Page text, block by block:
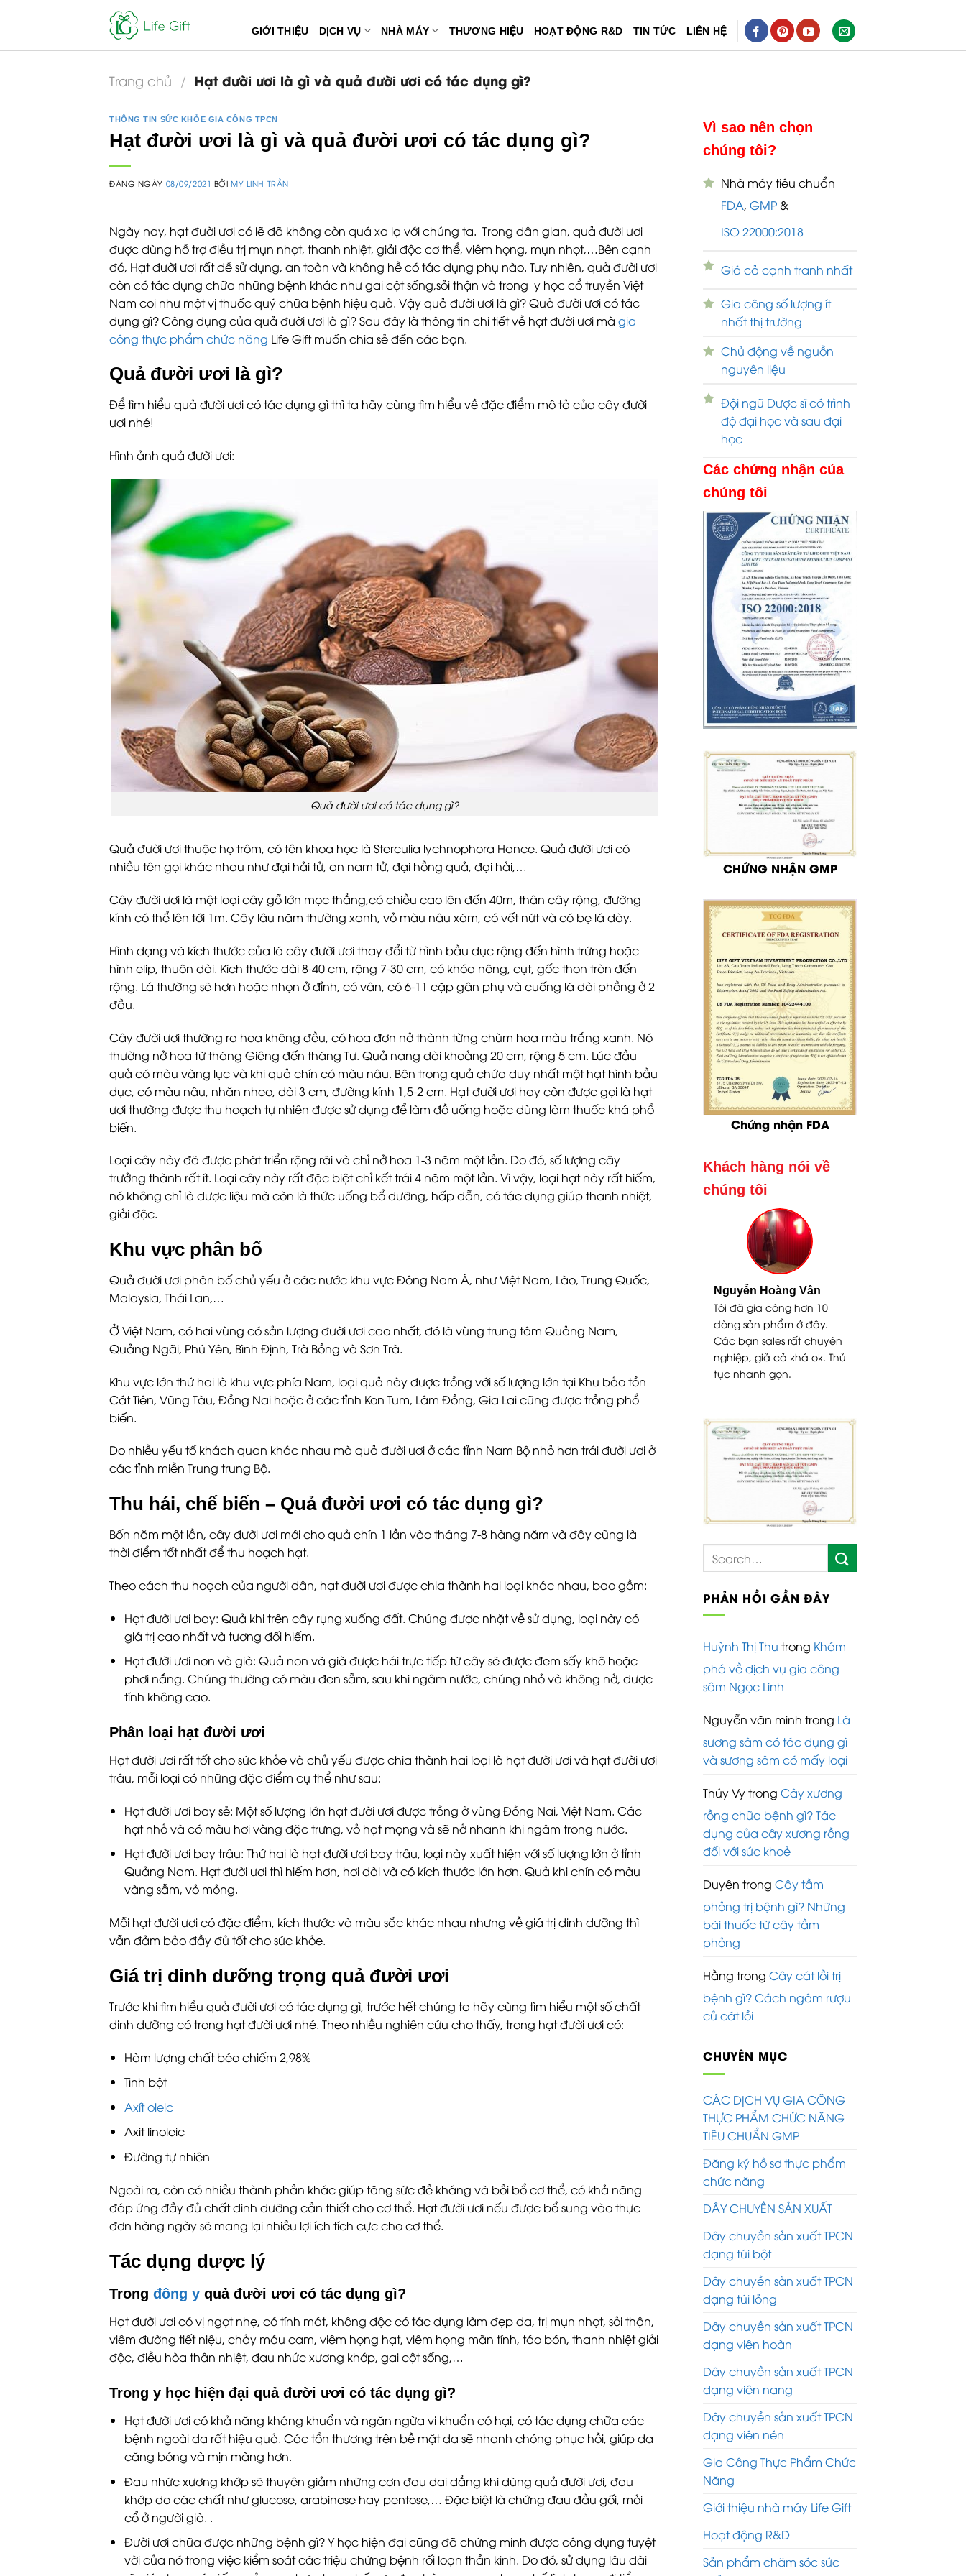
GIỚI THIỆU DỊCH VỤ NHÀ MÁY THƯƠNG HIỆU HOẠT ĐỘNG R&D TIN TỨC LIÊN HỆ
Trang chủ / Hạt đười ươi là gì và quả đười ươi có tác dụng gì?
THÔNG TIN SỨC KHỎE GIA CÔNG TPCN
Hạt đười ươi là gì và quả đười ươi có tác dụng gì?
ĐĂNG NGÀY 08/09/2021 BỞIMY LINH TRẦN
Ngày nay, hạt đười ươi có lẽ đã không còn quá xa lạ với chúng ta. Trong dân gian, quả đười ươi
được dùng hỗ trợ điều trị mụn nhọt, thanh nhiệt, giải độc cơ thể, viêm họng, mụn nhọt,…Bên cạnh
đó, Hạt đười ươi rất dễ sử dụng, an toàn và không hề có tác dụng phụ nào. Tuy nhiên, quả đười ươi
còn có tác dụng chữa những bệnh khác như gai cột sống,sỏi thận và trong y học cổ truyền Việt
Nam coi như một vị thuốc quý chữa bệnh hiệu quả. Vậy quả đười ươi là gì? Quả đười ươi có tác
dụng gì? Công dụng của quả đười ươi là gì? Sau đây là thông tin chi tiết về hạt đười ươi mà gia
công thực phẩm chức năng Life Gift muốn chia sẻ đến các bạn.
Quả đười ươi là gì?
Để tìm hiểu quả đười ươi có tác dụng gì thì ta hãy cùng tìm hiểu về đặc điểm mô tả của cây đười
ươi nhé!
Hình ảnh quả đười ươi:
Quả đười ươi có tác dụng gì?
Quả đười ươi thuộc họ trôm, có tên khoa học là Sterculia lychnophora Hance. Quả đười ươi có
nhiều tên gọi khác nhau như đại hải tử, an nam tử, đại hồng quả, đại hải,…
Cây đười ươi là một loại cây gỗ lớn mọc thẳng,có chiều cao lên đến 40m, thân cây rộng, đường
kính có thể lên tới 1m. Cây lâu năm thường xanh, vỏ màu nâu xám, có vết nứt và có bẹ lá dày.
Hình dạng và kích thước của lá cây đười ươi thay đổi từ hình bầu dục rộng đến hình trứng hoặc
hình elip, thuôn dài. Kích thước dài 8-40 cm, rộng 7-30 cm, có khóa nông, cụt, gốc thon tròn đến
rộng. Lá thường sẽ hơn hoặc nhọn ở đỉnh, có vân, có 6-11 cặp gân phụ và cuống lá dài phồng ở 2
đầu.
Cây đười ươi thường ra hoa không đều, có hoa đơn nở thành từng chùm hoa màu trắng xanh. Nó
thường nở hoa từ tháng Giêng đến tháng Tư. Quả nang dài khoảng 20 cm, rộng 5 cm. Lúc đầu
quả có màu vàng lục và khi quả chín có màu nâu. Bên trong quả chứa duy nhất một hạt hình bầu
dục, có màu nâu, nhăn nheo, dài 3 cm, đường kính 1,5-2 cm. Hạt đười ươi hay còn được gọi là hạt
ươi thường được thu hoạch tự nhiên được sử dụng để làm đồ uống hoặc dùng làm thuốc khá phổ
biến.
Loại cây này đã được phát triển rộng rãi và chỉ nở hoa 1-3 năm một lần. Do đó, số lượng cây
trưởng thành rất ít. Loại cây này rất đặc biệt chỉ kết trái 4 năm một lần. Vì vậy, loại hạt này rất hiếm,
nó không chỉ là dược liệu mà còn là thức uống bổ dưỡng, hấp dẫn, có tác dụng giúp thanh nhiệt,
giải độc.
Khu vực phân bố
Quả đười ươi phân bố chủ yếu ở các nước khu vực Đông Nam Á, như Việt Nam, Lào, Trung Quốc,
Malaysia, Thái Lan,…
Ở Việt Nam, có hai vùng có sản lượng đười ươi cao nhất, đó là vùng trung tâm Quảng Nam,
Quảng Ngãi, Phú Yên, Bình Định, Trà Bồng và Sơn Trà.
Khu vực lớn thứ hai là khu vực phía Nam, loại quả này được trồng với số lượng lớn tại Khu bảo tồn
Cát Tiên, Vũng Tàu, Đồng Nai hoặc ở các tỉnh Kon Tum, Lâm Đồng, Gia Lai cũng được trồng phổ
biến.
Do nhiều yếu tố khách quan khác nhau mà quả đười ươi ở các tỉnh Nam Bộ nhỏ hơn trái đười ươi ở
các tỉnh miền Trung trung Bộ.
Thu hái, chế biến – Quả đười ươi có tác dụng gì?
Bốn năm một lần, cây đười ươi mới cho quả chín 1 lần vào tháng 7-8 hàng năm và đây cũng là
thời điểm tốt nhất để thu hoạch hạt.
Theo cách thu hoạch của người dân, hạt đười ươi được chia thành hai loại khác nhau, bao gồm:
Hạt đười ươi bay: Quả khi trên cây rụng xuống đất. Chúng được nhặt về sử dụng, loại này có
giá trị cao nhất và tương đối hiếm.
Hạt đười ươi non và già: Quả non và già được hái trực tiếp từ cây sẽ được đem sấy khô hoặc
phơi nắng. Chúng thường có màu đen sẫm, sau khi ngâm nước, chúng nhỏ và không nở, dược
tính không cao.
Phân loại hạt đười ươi
Hạt đười ươi rất tốt cho sức khỏe và chủ yếu được chia thành hai loại là hạt đười ươi và hạt đười ươi
trâu, mỗi loại có những đặc điểm cụ thể như sau:
Hạt đười ươi bay sẻ: Một số lượng lớn hạt đười ươi được trồng ở vùng Đồng Nai, Việt Nam. Các
hạt nhỏ và có màu hơi vàng đặc trưng, vỏ hạt mọng và sẽ nở nhanh khi ngâm trong nước.
Hạt đười ươi bay trâu: Thứ hai là hạt đười ươi bay trâu, loại này xuất hiện với số lượng lớn ở tỉnh
Quảng Nam. Hạt đười ươi thì hiếm hơn, hơi dài và có kích thước lớn hơn. Quả khi chín có màu
vàng sẫm, vỏ mỏng.
Mỗi hạt đười ươi có đặc điểm, kích thước và màu sắc khác nhau nhưng về giá trị dinh dưỡng thì
vẫn đảm bảo đầy đủ tốt cho sức khỏe.
Giá trị dinh dưỡng trọng quả đười ươi
Trước khi tìm hiểu quả đười ươi có tác dụng gì, trước hết chúng ta hãy cùng tìm hiểu một số chất
dinh dưỡng có trong hạt đười ươi nhé. Theo nhiều nghiên cứu cho thấy, trong hạt đười ươi có:
Hàm lượng chất béo chiếm 2,98%
Tinh bột
Axít oleic
Axit linoleic
Đường tự nhiên
Ngoài ra, còn có nhiều thành phần khác giúp tăng sức đề kháng và bồi bổ cơ thể, có khả năng
đáp ứng đầy đủ chất dinh dưỡng cần thiết cho cơ thể. Hạt đười ươi nếu được bổ sung vào thực
đơn hàng ngày sẽ mang lại nhiều lợi ích tích cực cho cơ thể.
Tác dụng dược lý
Trong đông y quả đười ươi có tác dụng gì?
Hạt đười ươi có vị ngọt nhẹ, có tính mát, không độc có tác dụng làm đẹp da, trị mụn nhọt, sỏi thận,
viêm đường tiết niệu, chảy máu cam, viêm họng hạt, viêm họng mãn tính, táo bón, thanh nhiệt giải
độc, điều hòa thân nhiệt, đau nhức xương khớp, gai cột sống,…
Trong y học hiện đại quả đười ươi có tác dụng gì?
Hạt đười ươi có khả năng kháng khuẩn và ngăn ngừa vi khuẩn có hại, có tác dụng chữa các
bệnh ngoài da rất hiệu quả. Các tổn thương trên bề mặt da sẽ nhanh chóng phục hồi, giúp da
căng bóng và mịn màng hơn.
Đau nhức xương khớp sẽ thuyên giảm những cơn đau dai dẳng khi dùng quả đười ươi, đau
khớp do các chất như glucose, arabinose hay pentose,… Đặc biệt là chứng đau đầu gối, mỏi
cổ ở người già. .
Đười ươi chữa được những bệnh gì? Y học hiện đại cũng đã chứng minh được công dụng tuyệt
vời của nó trong việc kiểm soát các triệu chứng bệnh rối loạn thần kinh. Do đó, sử dụng lâu dài
Vì sao nên chọn
chúng tôi?
Nhà máy tiêu chuẩn
FDA, GMP &
ISO 22000:2018
Giá cả cạnh tranh nhất
Gia công số lượng ít
nhất thị trường
Chủ động về nguồn
nguyên liệu
Đội ngũ Dược sĩ có trình
độ đại học và sau đại
học
Các chứng nhận của
chúng tôi
CHỨNG NHẬN GMP
Chứng nhận FDA
Khách hàng nói về
chúng tôi
Nguyễn Hoàng Vân
Tôi đã gia công hơn 10
dòng sản phẩm ở đây.
Các bạn sales rất chuyên
nghiệp, giả cả khá ok. Thủ
tục nhanh gọn.
Trần Thị Quỳnh
tuy nhiên quy trình chuẩn
GMP nên đòi hỏi gia công
PHẢN HỒI GẦN ĐÂY
Huỳnh Thị Thu trong Khám
phá về dịch vụ gia công
sâm Ngọc Linh
Nguyễn văn minh trong Lá
sương sâm có tác dụng gì
và sương sâm có mấy loại
Thúy Vytrong Cây xương
rồng chữa bệnh gì? Tác
dụng của cây xương rồng
đối với sức khoẻ
Duyên trong Cây tầm
phỏng trị bệnh gì? Những
bài thuốc từ cây tầm
phỏng
Hằng trong Cây cát lồi trị
bệnh gì? Cách ngâm rượu
củ cát lồi
CHUYÊN MỤC
CÁC DỊCH VỤ GIA CÔNG
THỰC PHẨM CHỨC NĂNG
TIÊU CHUẨN GMP
Đăng ký hồ sơ thực phẩm
chức năng
DÂY CHUYỀN SẢN XUẤT
Dây chuyền sản xuất TPCN
dạng túi bột
Dây chuyền sản xuất TPCN
dạng túi lỏng
Dây chuyền sản xuất TPCN
dạng viên hoàn
Dây chuyền sản xuất TPCN
dạng viên nang
Dây chuyền sản xuất TPCN
dạng viên nén
Gia Công Thực Phẩm Chức
Năng
Giới thiệu nhà máy Life Gift
Hoạt động R&D
Sản phẩm chăm sóc sức